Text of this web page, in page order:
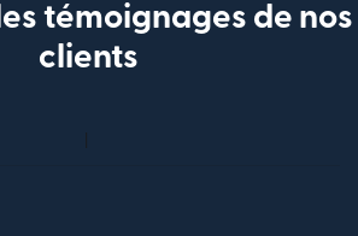
témoignages de nos
clients